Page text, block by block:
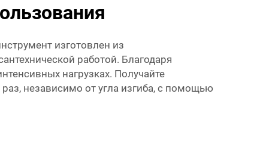
изготовлен из
работой. Благодаря
нагрузках. Получайте
независимо от угла изгиба, с помощью